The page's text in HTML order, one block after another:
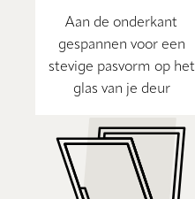
Aan de onderkant
gespannen voor een
stevige pasvorm op het
glas van je deur